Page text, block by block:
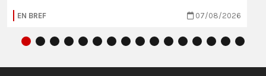
EN BREF 07/08/2026